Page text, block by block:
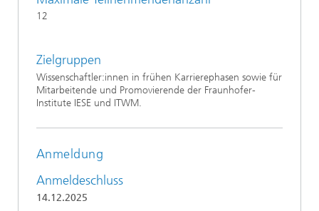
12
Zielgruppen
Wissenschaftler:innen in frühen Karrierephasen sowie für
Mitarbeitende und Promovierende der Fraunhofer-
Institute IESE und ITWM.
Anmeldung
Anmeldeschluss
14.12.2025